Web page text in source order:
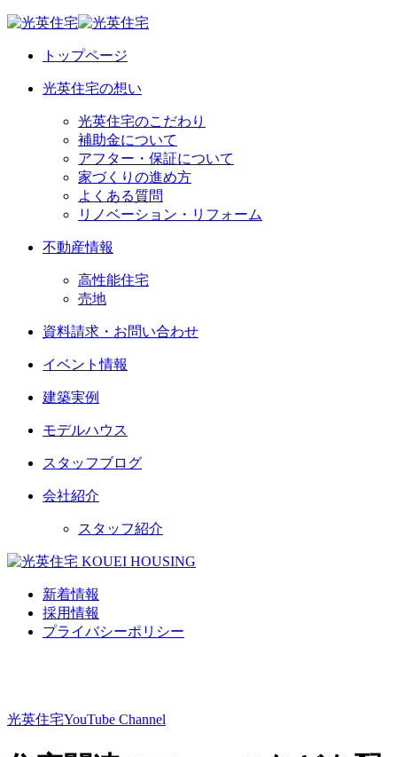
トップページ
光英住宅の想い
光英住宅のこだわり
補助金について
アフター・保証について
家づくりの進め方
よくある質問
リノベーション・リフォーム
不動産情報
高性能住宅
売地
資料請求・お問い合わせ
イベント情報
建築実例
モデルハウス
スタッフブログ
会社紹介
スタッフ紹介
新着情報
採用情報
プライバシーポリシー
光英住宅YouTube Channel